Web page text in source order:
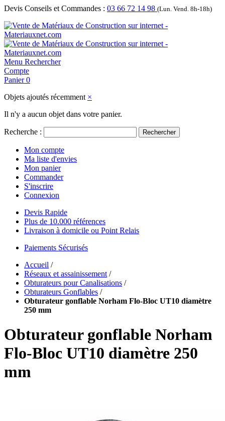
Devis Conseils et Commandes : 03 66 72 14 98 (Lun. Vend. 8h-18h)
Menu Rechercher
Compte
Panier 0
Objets ajoutés récemment ×
Il n'y a aucun objet dans votre panier.
Recherche : Rechercher
Mon compte
Ma liste d'envies
Mon panier
Commander
S'inscrire
Connexion
Devis Rapide
Plus de 10.000 références
Livraison à domicile ou Point Relais
Paiements Sécurisés
Accueil /
Réseaux et assainissement /
Obturateurs pour Canalisations /
Obturateurs Gonflables /
Obturateur gonflable Norham Flo-Bloc UT10 diamètre
250 mm
Obturateur gonflable Norham
Flo-Bloc UT10 diamètre 250
mm